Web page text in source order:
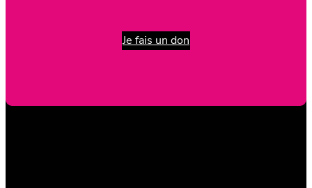
Je fais un don